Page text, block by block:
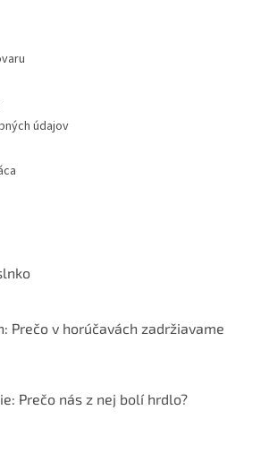
údajov
Prečo v horúčavách zadržiavame
Prečo nás z nej bolí hrdlo?